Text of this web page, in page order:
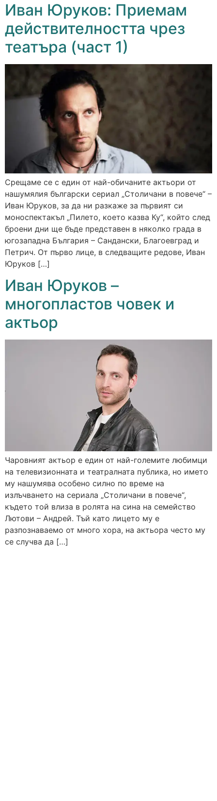
Иван Юруков: Приемам
действителността чрез
театъра (част 1)
Срещаме се с един от най-обичаните актьори от
нашумялия български сериал „Столичани в повече“ –
Иван Юруков, за да ни разкаже за първият си
моноспектакъл „Пилето, което казва Ку“, който след
броени дни ще бъде представен в няколко града в
югозападна България – Сандански, Благоевград и
Петрич. От първо лице, в следващите редове, Иван
Юруков […]
Иван Юруков –
многопластов човек и
актьор
Чаровният актьор е един от най-големите любимци
на телевизионната и театралната публика, но името
му нашумява особено силно по време на
излъчването на сериала „Столичани в повече“,
където той влиза в ролята на сина на семейство
Лютови – Андрей. Тъй като лицето му е
разпознаваемо от много хора, на актьора често му
се случва да […]